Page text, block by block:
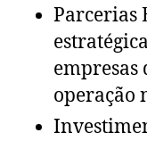
Parcerias
operação